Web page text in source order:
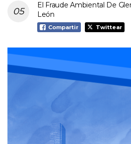
El Fraude Ambiental De
León
Compartir Twittear